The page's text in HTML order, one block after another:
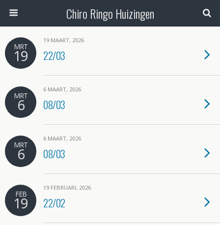
Chiro Ringo Huizingen
MRT
19
19 MAART, 2026
22/03
MRT
6
6 MAART, 2026
08/03
MRT
6
6 MAART, 2026
08/03
FEB
19
19 FEBRUARI, 2026
22/02